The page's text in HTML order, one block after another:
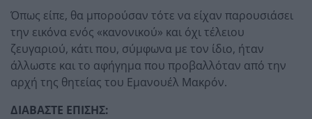
Όπως είπε, θα μπορούσαν τότε να είχαν παρουσιάσει
την εικόνα ενός «κανονικού» και όχι τέλειου
ζευγαριού, κάτι που, σύμφωνα με τον ίδιο, ήταν
άλλωστε και το αφήγημα που προβαλλόταν από την
αρχή της θητείας του Εμανουέλ Μακρόν.
ΔΙΑΒΑΣΤΕ ΕΠΙΣΗΣ: